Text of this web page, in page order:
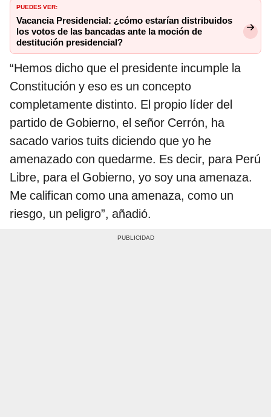
PUEDES VER:
Vacancia Presidencial: ¿cómo estarían distribuidos
los votos de las bancadas ante la moción de
destitución presidencial?
“Hemos dicho que el presidente incumple la
Constitución y eso es un concepto
completamente distinto. El propio líder del
partido de Gobierno, el señor Cerrón, ha
sacado varios tuits diciendo que yo he
amenazado con quedarme. Es decir, para Perú
Libre, para el Gobierno, yo soy una amenaza.
Me califican como una amenaza, como un
riesgo, un peligro”, añadió.